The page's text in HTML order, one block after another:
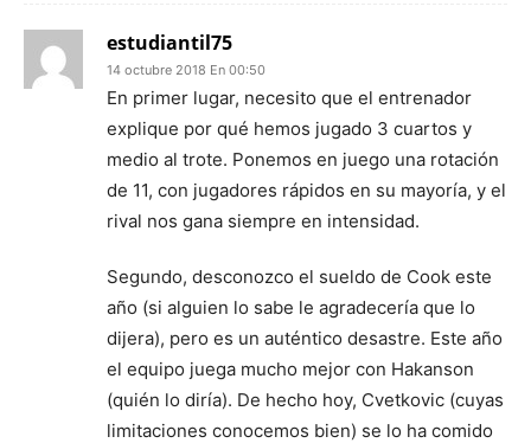
estudiantil75
14 octubre 2018 En 00:50
En primer lugar, necesito que el entrenador
explique por qué hemos jugado 3 cuartos y
medio al trote. Ponemos en juego una rotación
de 11, con jugadores rápidos en su mayoría, y el
rival nos gana siempre en intensidad.
Segundo, desconozco el sueldo de Cook este
año (si alguien lo sabe le agradecería que lo
dijera), pero es un auténtico desastre. Este año
el equipo juega mucho mejor con Hakanson
(quién lo diría). De hecho hoy, Cvetkovic (cuyas
limitaciones conocemos bien) se lo ha comido